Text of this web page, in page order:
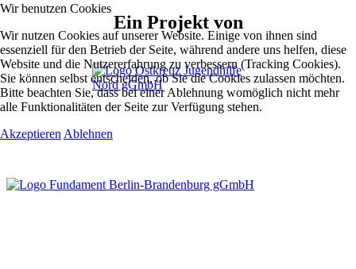
Ein Projekt von
Wir benutzen Cookies
Wir nutzen Cookies auf unserer Website. Einige von ihnen sind
essenziell für den Betrieb der Seite, während andere uns helfen, diese
Website und die Nutzererfahrung zu verbessern (Tracking Cookies).
Sie können selbst entscheiden, ob Sie die Cookies zulassen möchten.
Bitte beachten Sie, dass bei einer Ablehnung womöglich nicht mehr
alle Funktionalitäten der Seite zur Verfügung stehen.
Akzeptieren Ablehnen